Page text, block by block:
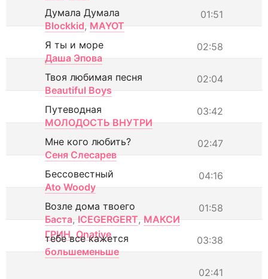
01:51
Думала Думала
Blockkid, MAYOT
02:58
Я ты и море
Даша Эпова
02:04
Твоя любимая песня
Beautiful Boys
03:42
Путеводная
МОЛОДОСТЬ ВНУТРИ
02:47
Мне кого любить?
Сеня Слесарев
04:16
Бессовестный
Ato Woody
01:58
Возле дома твоего
Баста, ICEGERGERT, МАКСИ
ГРИН, Onative 03:38
тебе все кажется
большеменьше
02:41